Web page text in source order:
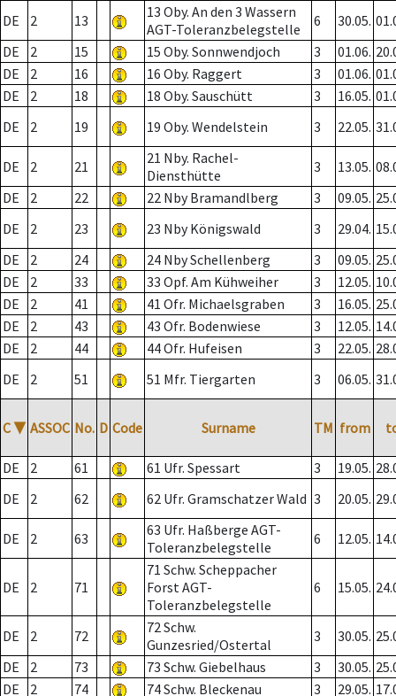
DE
2 13
13 Oby. An den 3 Wassern
AGT-Toleranzbelegstelle
6 30.05.
DE
2 15 15 Oby. Sonnwendjoch 3 01.06.
DE
2 16 16 Oby. Raggert 3 01.06.
DE
2 18 18 Oby. Sauschütt 3 16.05.
DE
2 19 19 Oby. Wendelstein 3 22.05.
DE 2 21
21 Nby. Rachel-
Diensthütte
3 13.05.
DE
2 22 22 Nby Bramandlberg 3 09.05.
DE
2 23 23 Nby Königswald 3 29.04.
DE
2 24 24 Nby Schellenberg 3 09.05.
DE
2 33 33 Opf. Am Kühweiher 3 12.05.
DE
2 41 41 Ofr. Michaelsgraben 3 16.05.
DE
2 43 43 Ofr. Bodenwiese 3 12.05.
DE
2 44 44 Ofr. Hufeisen 3 22.05.
DE
2 51 51 Mfr. Tiergarten 3 06.05.
C ▼ ASSOC No. D Code Surname TM from
DE 2 61 61 Ufr. Spessart 3 19.05.
DE
2 62 62 Ufr. Gramschatzer Wald 3 20.05.
DE 2 63
63 Ufr. Haßberge AGT-
Toleranzbelegstelle
6 12.05.
DE 2 71
71 Schw. Scheppacher
Forst AGT-
Toleranzbelegstelle
6 15.05.
DE 2 72
72 Schw.
Gunzesried/Ostertal
3 30.05.
DE
2 73 73 Schw. Giebelhaus 3 30.05.
DE
2 74 74 Schw. Bleckenau 3 29.05.